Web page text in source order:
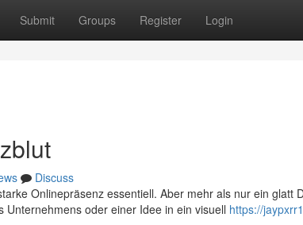
Submit Groups Register Login
Discuss
Onlinepräsenz essentiell. Aber mehr als nur ein glatt
Unternehmens oder einer Idee in ein visuell https://